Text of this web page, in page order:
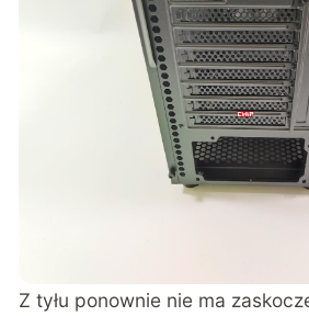
Z tyłu ponownie nie ma